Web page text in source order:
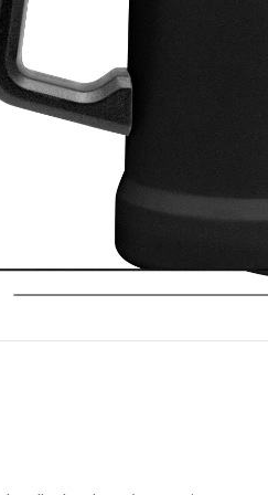
Clic para ampliar